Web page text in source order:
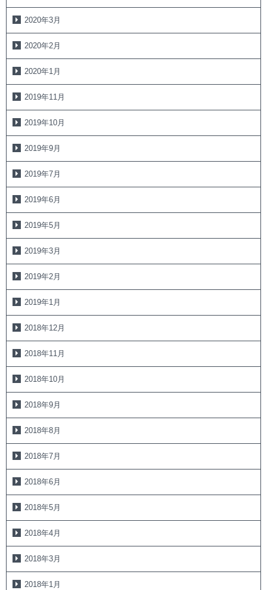
2020年3月
2020年2月
2020年1月
2019年11月
2019年10月
2019年9月
2019年7月
2019年6月
2019年5月
2019年3月
2019年2月
2019年1月
2018年12月
2018年11月
2018年10月
2018年9月
2018年8月
2018年7月
2018年6月
2018年5月
2018年4月
2018年3月
2018年1月